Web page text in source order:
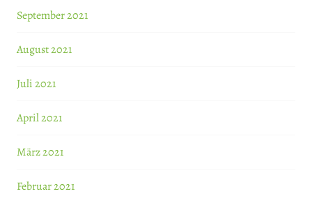
September 2021
August 2021
Juli 2021
April 2021
März 2021
Februar 2021